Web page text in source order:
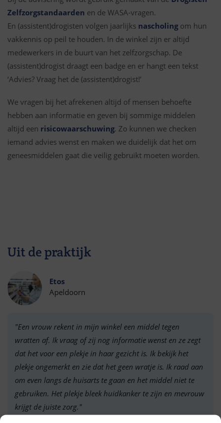
Zelfzorgstandaarden en de WASA-vragen.
En (assistent)drogisten volgen jaarlijks nascholing om hun
vakkennis op peil te houden. In de winkel zijn er altijd
medewerkers in de buurt van het zelfzorgschap. De
(assistent)drogist draagt een badge en er hangt een tekst
‘Advies? Vraag het de (assistent)drogist!’
We vragen bij het afrekenen altijd of mensen behoefte
hebben aan informatie en geven bij sommige middelen
altijd een risicowaarschuwing. Zo kunnen we checken
iemand advies wenst en maken we duidelijk dat het om
geneesmiddelen gaat die veilig gebruikt moeten worden.
Uit de praktijk
Etos
Apeldoorn
"Een vrouw rekent in mijn winkel een middel tegen
wratten af. Ik vraag of zij nog informatie wenst en ze zegt
dat het voor een plekje in haar gezicht is. Ik bekijk het
plekje ongemerkt en zie dat het geen wratje is. Ik raad aan
om even langs de huisarts te gaan en het middel niet te
gebruiken. Het plekje bleek huidkanker te zijn en mevrouw
krijgt de juiste zorg."